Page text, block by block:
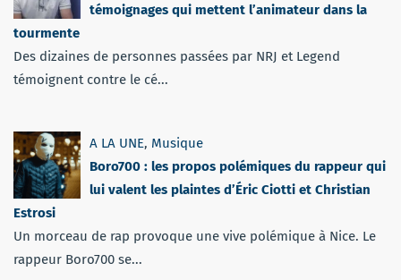
témoignages qui mettent l’animateur dans la
tourmente
Des dizaines de personnes passées par NRJ et Legend
témoignent contre le cé...
A LA UNE, Musique
Boro700 : les propos polémiques du rappeur qui
lui valent les plaintes d’Éric Ciotti et Christian
Estrosi
Un morceau de rap provoque une vive polémique à Nice. Le
rappeur Boro700 se...